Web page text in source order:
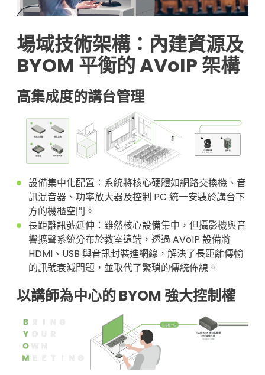
場域技術架構：內建資源及
BYOM 平衡的 AVoIP 架構
高集成度的講台管理
設備集中化配置：系統將核心硬體如網路交換機、音
訊混音器、功率放大器及控制 PC 統一安裝於講台下
方的機櫃空間。
長距離訊號延伸：雖然核心設備集中，但攝影機與音
響擴聲系統分布於教室遠端，透過 AVoIP 設備將
HDMI、USB 與音訊封裝進網線，解決了長距離傳輸
的訊號衰減問題，並取代了繁瑣的傳統佈線。
以講師為中心的 BYOM 強大控制權